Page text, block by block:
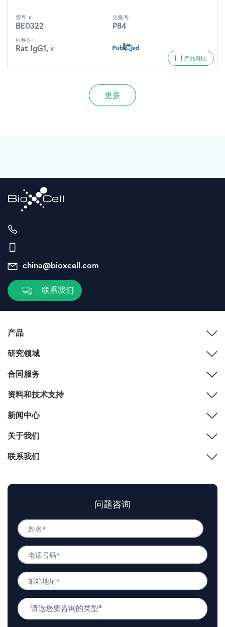
货号 #:
BE0322
克隆号:
P84
同种型:
Rat IgG1, κ
产品对比
更多
china@bioxcell.com
联系我们
产品
研究领域
合同服务
资料和技术支持
新闻中心
关于我们
联系我们
问题咨询
姓
名
号
*
地